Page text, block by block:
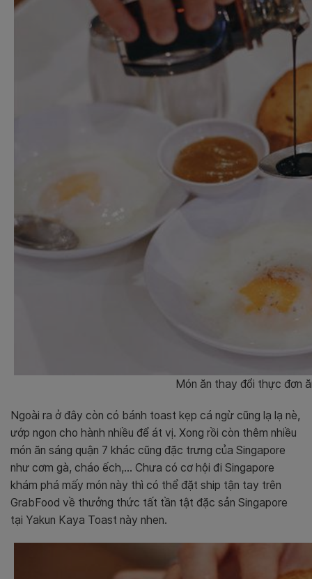
Món ăn thay đổi thực đơn
Ngoài ra ở đây còn có bánh toast kẹp cá ngừ cũng lạ lạ nè,
ướp ngon cho hành nhiều để át vị. Xong rồi còn thêm nhiều
món ăn sáng quận 7 khác cũng đặc trưng của Singapore
như cơm gà, cháo ếch,… Chưa có cơ hội đi Singapore
khám phá mấy món này thì có thể đặt ship tận tay trên
GrabFood về thưởng thức tất tần tật đặc sản Singapore
tại Yakun Kaya Toast này nhen.